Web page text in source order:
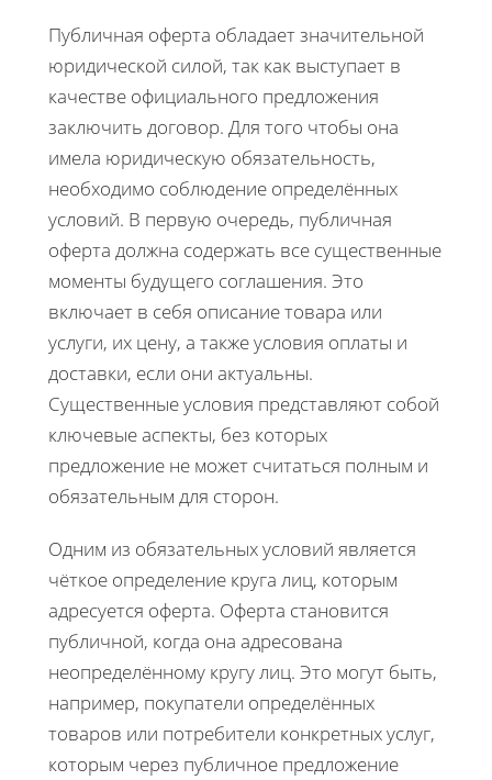
Публичная оферта обладает значительной
юридической силой, так как выступает в
качестве официального предложения
заключить договор. Для того чтобы она
имела юридическую обязательность,
необходимо соблюдение определённых
условий. В первую очередь, публичная
оферта должна содержать все существенные
моменты будущего соглашения. Это
включает в себя описание товара или
услуги, их цену, а также условия оплаты и
доставки, если они актуальны.
Существенные условия представляют собой
ключевые аспекты, без которых
предложение не может считаться полным и
обязательным для сторон.
Одним из обязательных условий является
чёткое определение круга лиц, которым
адресуется оферта. Оферта становится
публичной, когда она адресована
неопределённому кругу лиц. Это могут быть,
например, покупатели определённых
товаров или потребители конкретных услуг,
которым через публичное предложение